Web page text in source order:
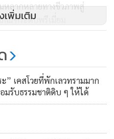
หลากหลายทางชีวภาพสู่
ณฑ์ระดับพรีเมี่ยม
ติก” แต่ ... คนละเรื่องกับ
ลอภาพถุงพลาสติก”
เพิ่มเติม
” เคสโวยที่พักเลวทรามมาก
รับธรรมชาติดิบ ๆ ให้ได้